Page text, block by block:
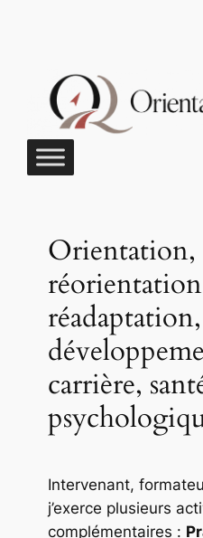
Orientation,
réadaptation,
carrière,
Intervenant,
j’exerce plusieurs
complémentaires :